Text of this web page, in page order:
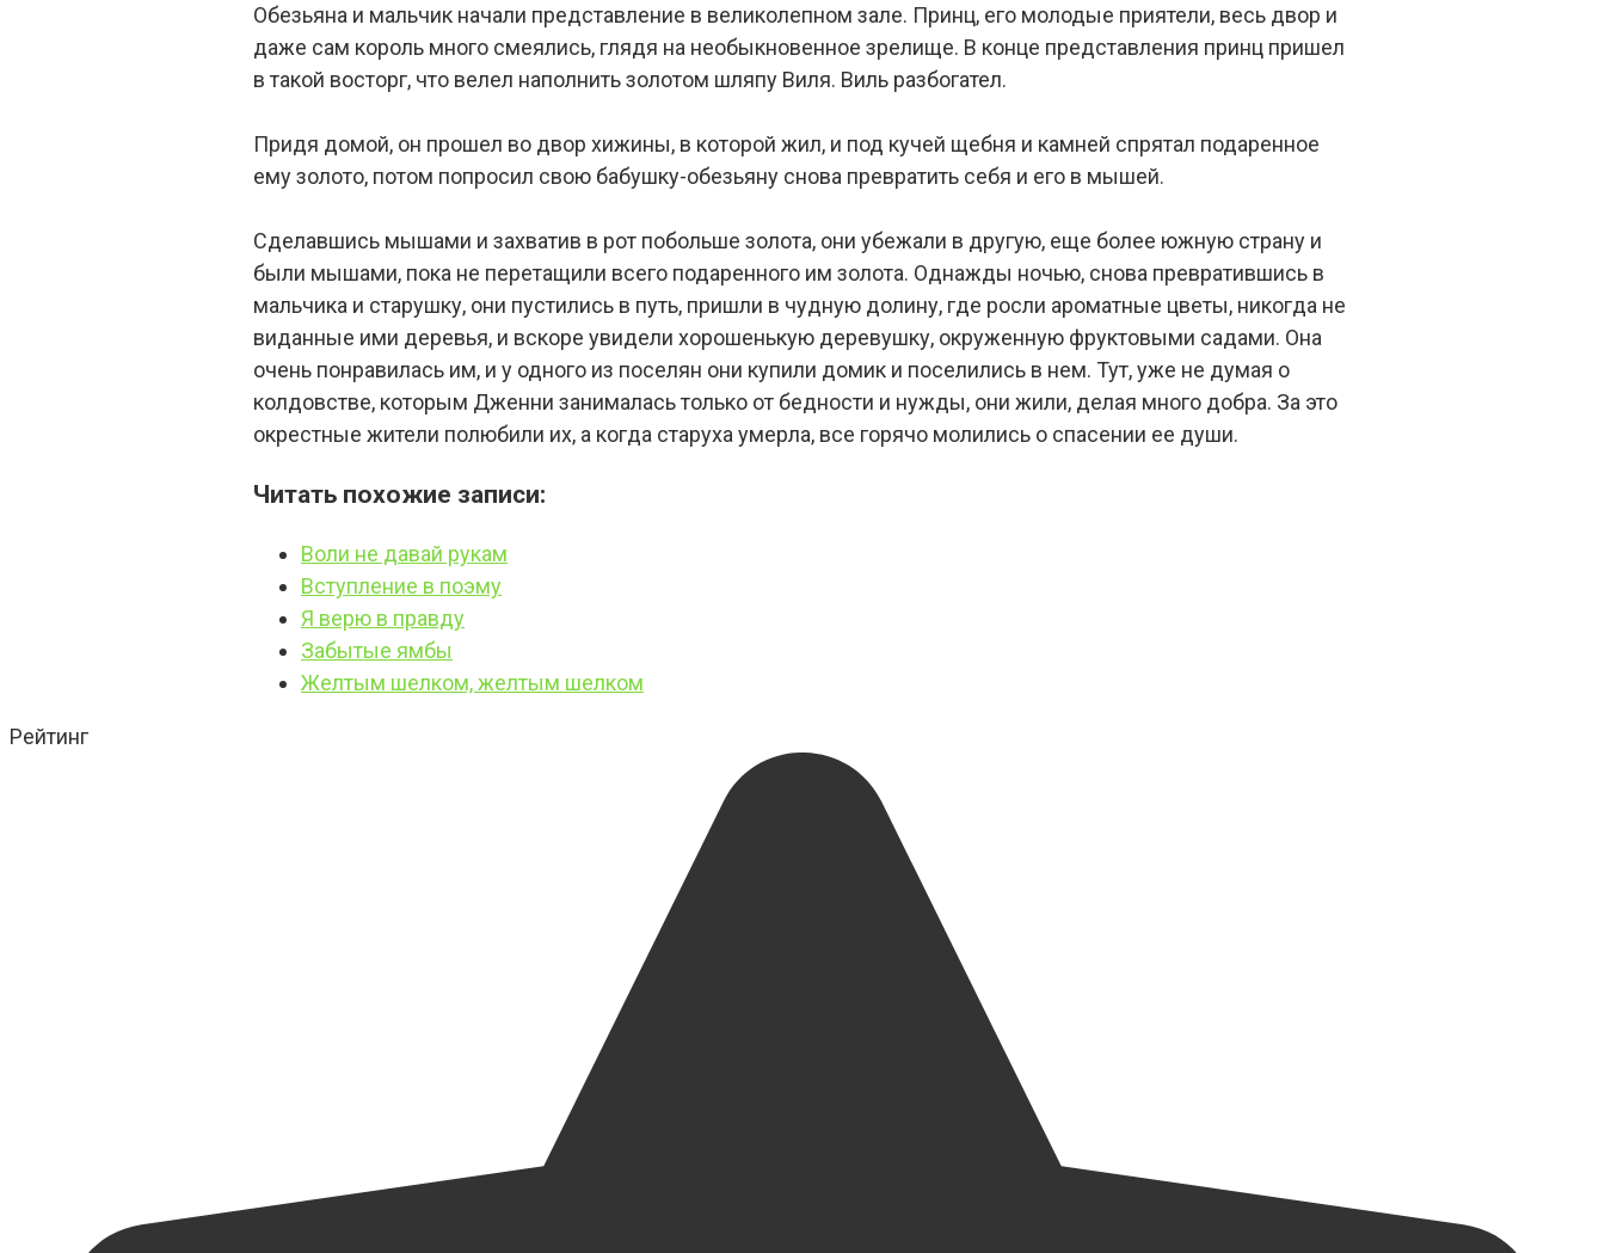
Обезьяна и мальчик начали представление в великолепном зале. Принц, его молодые приятели, весь двор и
даже сам король много смеялись, глядя на необыкновенное зрелище. В конце представления принц пришел
в такой восторг, что велел наполнить золотом шляпу Виля. Виль разбогател.
Придя домой, он прошел во двор хижины, в которой жил, и под кучей щебня и камней спрятал подаренное
ему золото, потом попросил свою бабушку-обезьяну снова превратить себя и его в мышей.
Сделавшись мышами и захватив в рот побольше золота, они убежали в другую, еще более южную страну и
были мышами, пока не перетащили всего подаренного им золота. Однажды ночью, снова превратившись в
мальчика и старушку, они пустились в путь, пришли в чудную долину, где росли ароматные цветы, никогда не
виданные ими деревья, и вскоре увидели хорошенькую деревушку, окруженную фруктовыми садами. Она
очень понравилась им, и у одного из поселян они купили домик и поселились в нем. Тут, уже не думая о
колдовстве, которым Дженни занималась только от бедности и нужды, они жили, делая много добра. За это
окрестные жители полюбили их, а когда старуха умерла, все горячо молились о спасении ее души.
Читать похожие записи:
Воли не давай рукам
Вступление в поэму
Я верю в правду
Забытые ямбы
Желтым шелком, желтым шелком
Рейтинг